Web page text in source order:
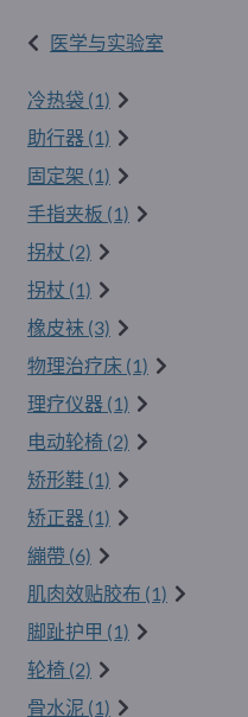
医学与实验室
冷热袋 (1)
助行器 (1)
固定架 (1)
手指夹板 (1)
拐杖 (2)
拐杖 (1)
橡皮袜 (3)
物理治疗床 (1)
理疗仪器 (1)
电动轮椅 (2)
矫形鞋 (1)
矫正器 (1)
繃帶 (6)
肌肉效贴胶布 (1)
脚趾护甲 (1)
轮椅 (2)
骨水泥 (1)